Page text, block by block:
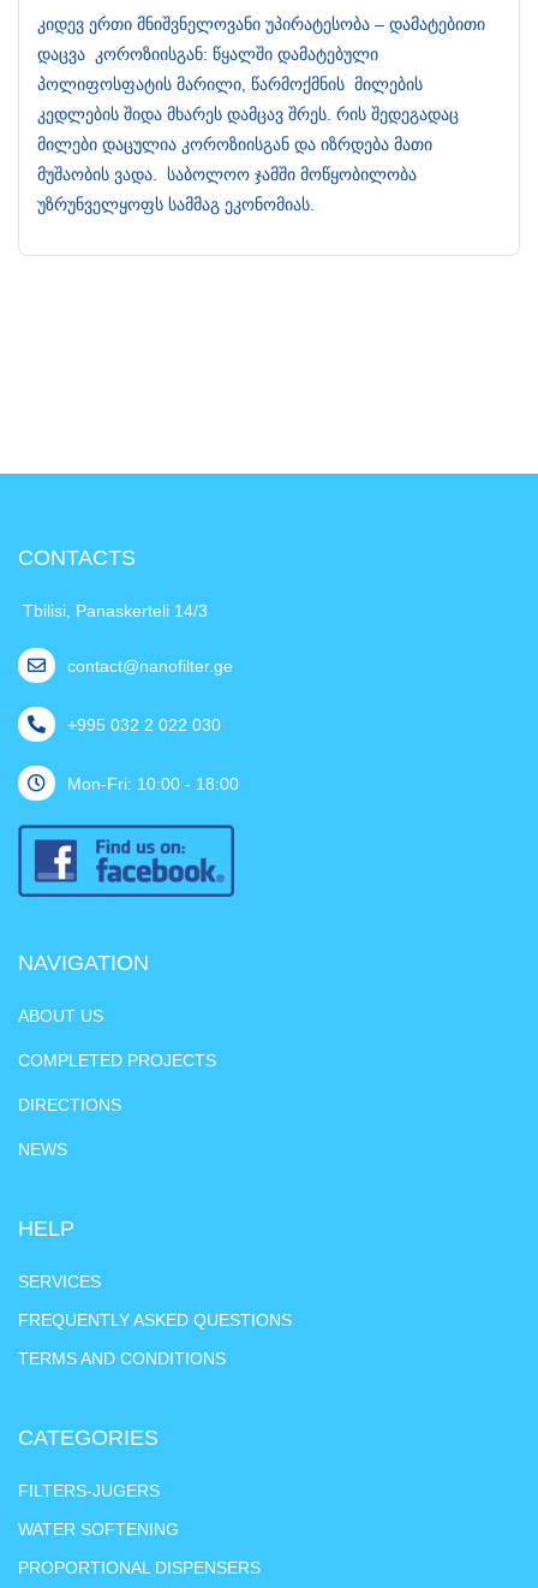
კიდევ ერთი მნიშვნელოვანი უპირატესობა – დამატებითი
დაცვა კოროზიისგან: წყალში დამატებული
პოლიფოსფატის მარილი, წარმოქმნის მილების
კედლების შიდა მხარეს დამცავ შრეს. რის შედეგადაც
მილები დაცულია კოროზიისგან და იზრდება მათი
მუშაობის ვადა. საბოლოო ჯამში მოწყობილობა
უზრუნველყოფს სამმაგ ეკონომიას.
CONTACTS
Tbilisi, Panaskerteli 14/3
contact@nanofilter.ge
+995 032 2 022 030
Mon-Fri: 10:00 - 18:00
NAVIGATION
ABOUT US
COMPLETED PROJECTS
DIRECTIONS
NEWS
HELP
SERVICES
FREQUENTLY ASKED QUESTIONS
TERMS AND CONDITIONS
CATEGORIES
FILTERS-JUGERS
WATER SOFTENING
PROPORTIONAL DISPENSERS